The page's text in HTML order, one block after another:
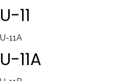
U-11
U-11A
U-11A